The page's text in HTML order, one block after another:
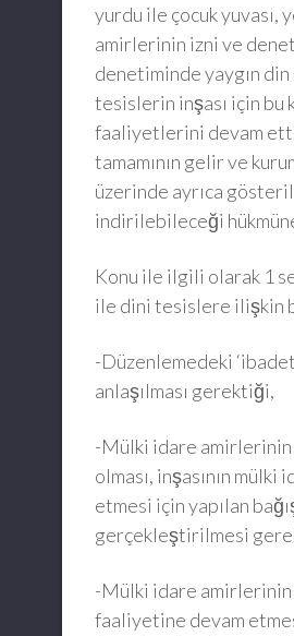
yurdu ile çocuk
amirlerinin izni ve
denetiminde yaygın
tesislerin inşası için bu
faaliyetlerini devam
tamamının gelir ve
üzerinde ayrıca
indirilebileceği
Konu ile ilgili olarak 1
ile dini tesislere ilişkin
-Düzenlemedeki
anlaşılması gerektiği,
-Mülki idare amirlerinin
olması, inşasının
etmesi için yapılan
gerçekleştirilmesi
-Mülki idare amirlerinin
faaliyetine devam